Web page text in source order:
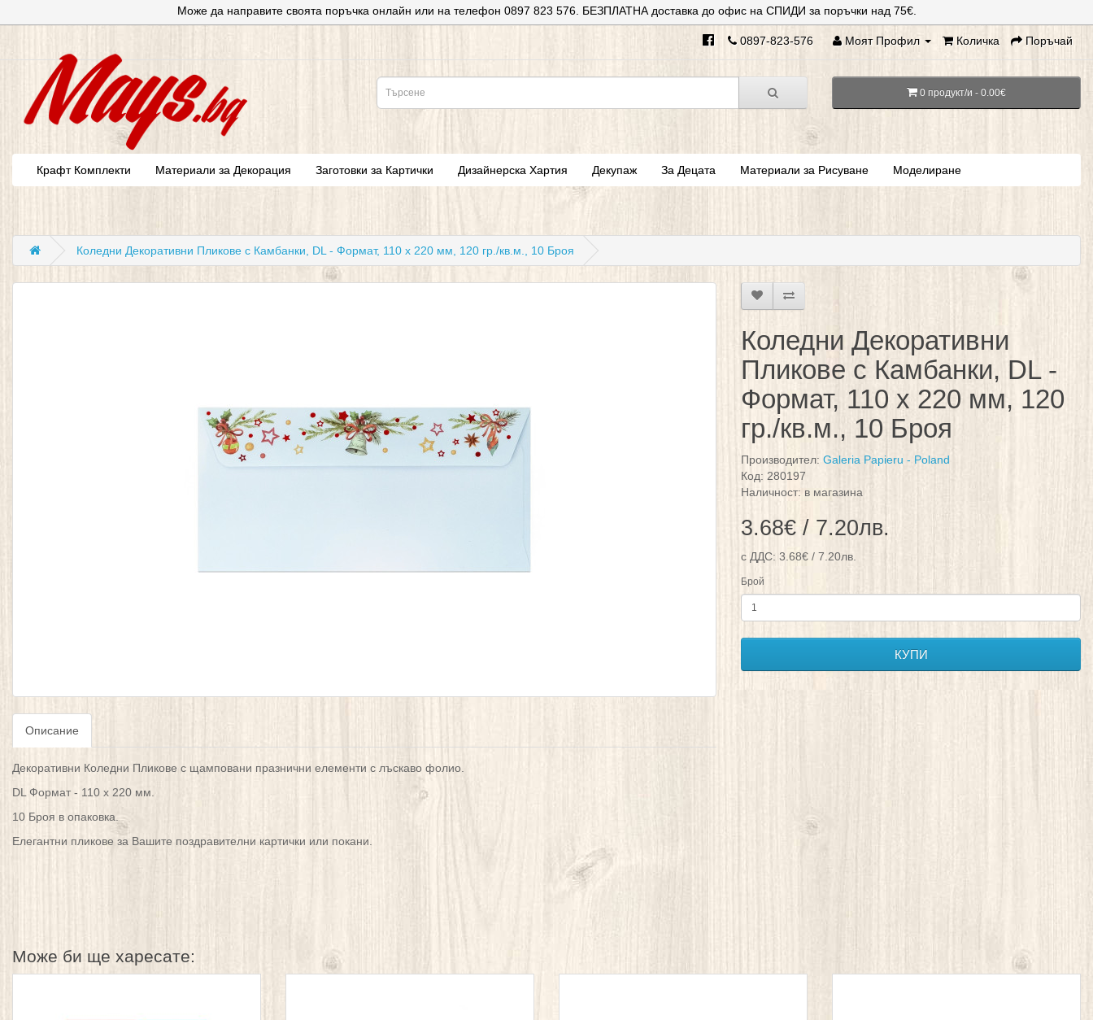
Може да направите своята поръчка онлайн или на телефон 0897 823 576. БЕЗПЛАТНА доставка до офис на СПИДИ за поръчки над 75€.
0897-823-576 Моят Профил Количка Поръчай
0 продукт/и - 0.00€
Крафт Комплекти Материали за Декорация Заготовки за Картички Дизайнерска Хартия Декупаж За Децата Материали за Рисуване Моделиране
Коледни Декоративни Пликове с Камбанки, DL - Формат, 110 х 220 мм, 120 гр./кв.м., 10 Броя
Описание
Декоративни Коледни Пликове с щамповани празнични елементи с лъскаво фолио.
DL Формат - 110 х 220 мм.
10 Броя в опаковка.
Елегантни пликове за Вашите поздравителни картички или покани.
Коледни Декоративни
Пликове с Камбанки, DL -
Формат, 110 х 220 мм, 120
гр./кв.м., 10 Броя
Производител: Galeria Papieru - Poland
Код: 280197
Наличност: в магазина
3.68€ / 7.20лв.
с ДДС: 3.68€ / 7.20лв.
Брой
КУПИ
Може би ще харесате: